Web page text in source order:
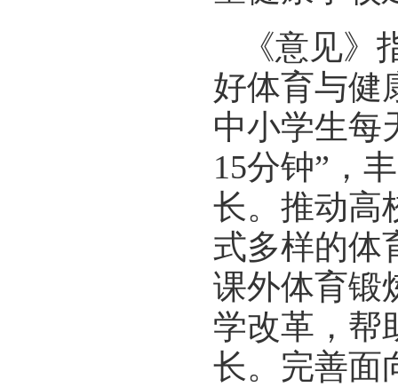
《意见
好体育与健
中小学生每
15分钟”，
长。推动高
式多样的体
课外体育锻
学改革，帮
长。完善面